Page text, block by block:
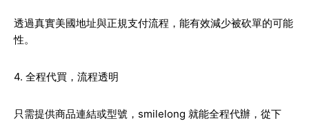
透過真實美國地址與正規支付流程，能有效減少被砍單的可能
性。
4. 全程代買，流程透明
只需提供商品連結或型號，smilelong 就能全程代辦，從下